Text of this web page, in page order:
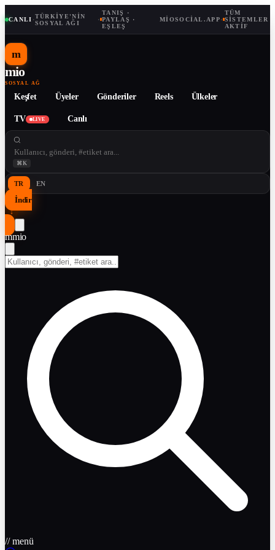
CANLI ·TÜRKIYE'NIN
SOSYAL AĞI
·
TANIŞ ·
PAYLAŞ ·
EŞLEŞ
MIOSOCIAL.APP·
TÜM
SISTEMLER
AKTIF
m
mio
SOSYAL AĞ
Keşfet Üyeler Gönderiler Reels Ülkeler
TV LIVE Canlı
⌘K
TR EN
İndir
↓
mmio
// menü